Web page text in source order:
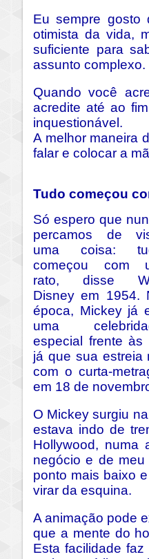
Eu sempre gosto
otimista da vida,
suficiente para
assunto complexo.
Quando você
acredite até ao
inquestionável.
A melhor maneira
falar e colocar a
Tudo começou
Só espero que
percamos de
uma coisa:
começou com
rato, disse
Disney em 1954.
época, Mickey já
uma
especial frente às
já que sua estreia
com o curta-
em 18 de
O Mickey surgiu
estava indo de
Hollywood, numa
negócio e de
ponto mais baixo
virar da esquina.
A animação pode
que a mente do
Esta facilidade